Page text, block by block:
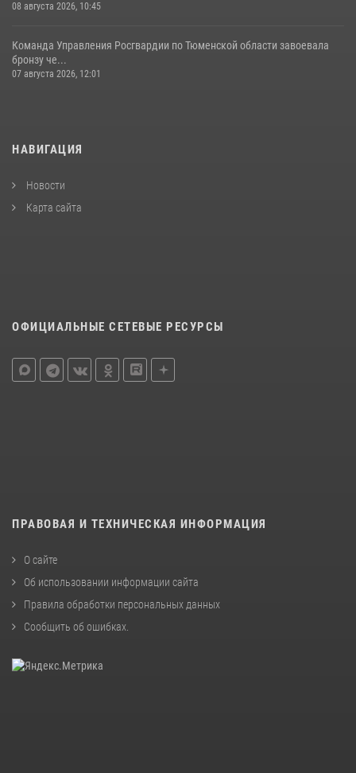
08 августа 2026, 10:45
Команда Управления Росгвардии по Тюменской области завоевала
бронзу че...
07 августа 2026, 12:01
НАВИГАЦИЯ
Новости
Карта сайта
ОФИЦИАЛЬНЫЕ СЕТЕВЫЕ РЕСУРСЫ
ПРАВОВАЯ И ТЕХНИЧЕСКАЯ ИНФОРМАЦИЯ
О сайте
Об использовании информации сайта
Правила обработки персональных данных
Сообщить об ошибках